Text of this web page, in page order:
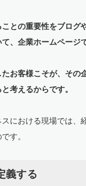
との重要性をブログ
、企業ホームペー
お客様こそが、そ
考えるからです。
における現場では
す。
義する